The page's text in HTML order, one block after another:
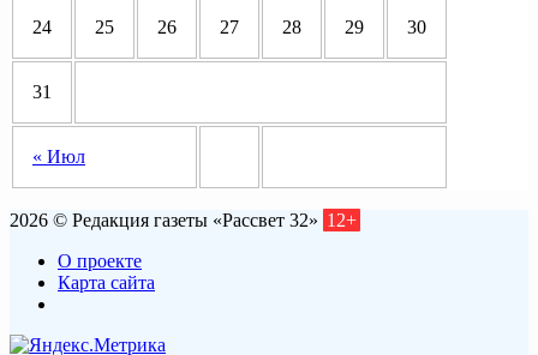
« Июл
24 25 26 27 28 29 30
31
2026 © Редакция газеты «Рассвет 32» 12+
О проекте
Карта сайта